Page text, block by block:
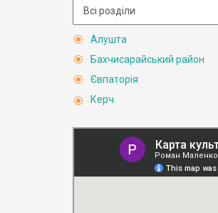
Алушта
Бахчисарайський район
Євпаторія
Керч